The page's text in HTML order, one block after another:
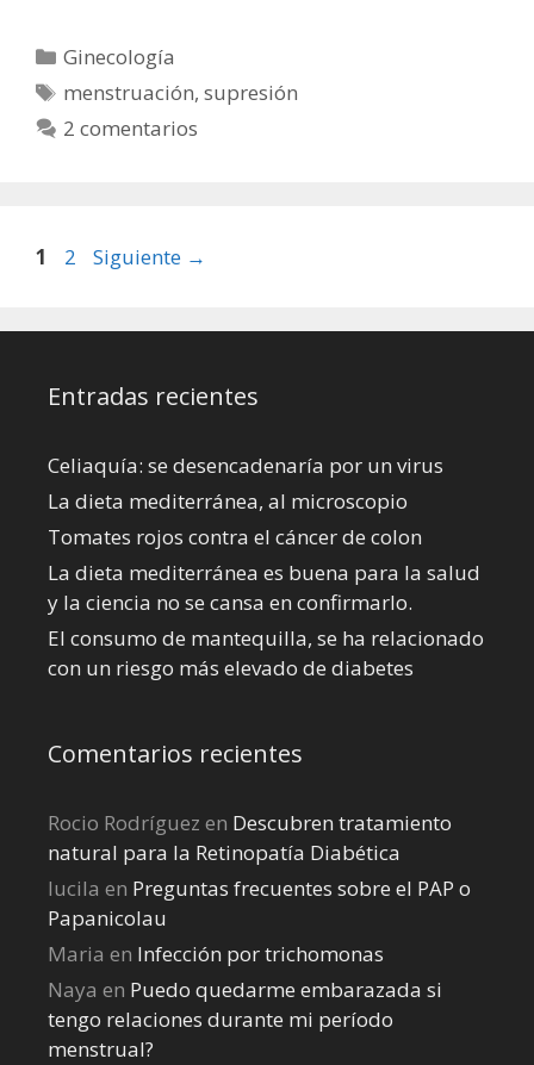
Categorías
Ginecología
Etiquetas
menstruación,supresión
2 comentarios
Página
1 Página
2 Siguiente →
Entradas recientes
Celiaquía: se desencadenaría por un virus
La dieta mediterránea, al microscopio
Tomates rojos contra el cáncer de colon
La dieta mediterránea es buena para la salud
y la ciencia no se cansa en confirmarlo.
El consumo de mantequilla, se ha relacionado
con un riesgo más elevado de diabetes
Comentarios recientes
Rocio Rodríguez en Descubren tratamiento
natural para la Retinopatía Diabética
lucila en Preguntas frecuentes sobre el PAP o
Papanicolau
Maria en Infección por trichomonas
Naya en Puedo quedarme embarazada si
tengo relaciones durante mi perí­odo
menstrual?